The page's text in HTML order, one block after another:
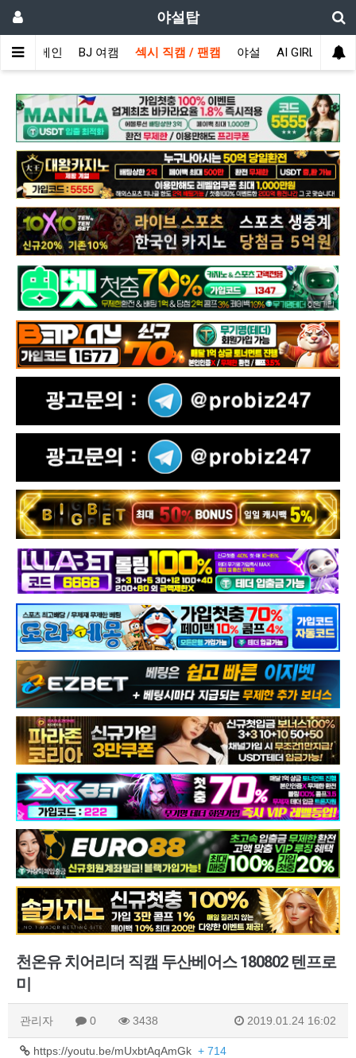
야설탑
메인 BJ 여캠 섹시 직캠 / 팬캠 야설 AI GIRL
천온유 치어리더 직캠 두산베어스 180802 텐프로
미
관리자 0 3438 2019.01.24 16:02
https://youtu.be/mUxbtAqAmGk + 714